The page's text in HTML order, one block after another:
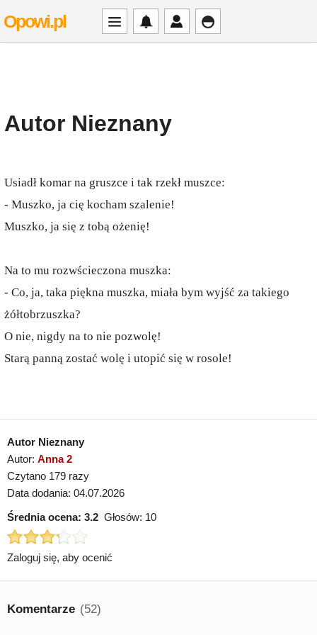
Opowi.pl
Autor Nieznany
Usiadł komar na gruszce i tak rzekł muszce:
- Muszko, ja cię kocham szalenie!
Muszko, ja się z tobą ożenię!
Na to mu rozwścieczona muszka:
- Co, ja, taka piękna muszka, miała bym wyjść za takiego
żółtobrzuszka?
O nie, nigdy na to nie pozwolę!
Starą panną zostać wolę i utopić się w rosole!
Autor Nieznany
Autor: Anna 2
Czytano 179 razy
Data dodania: 04.07.2026
Średnia ocena: 3.2 Głosów: 10
Zaloguj się, aby ocenić
Komentarze (52)